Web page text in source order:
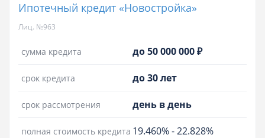
Ипотечный кредит «Новостройка»
Лиц. №963
сумма кредита до 50 000 000 ₽
срок кредита до 30 лет
срок рассмотрения день в день
полная стоимость кредита 19.460%-22.828%